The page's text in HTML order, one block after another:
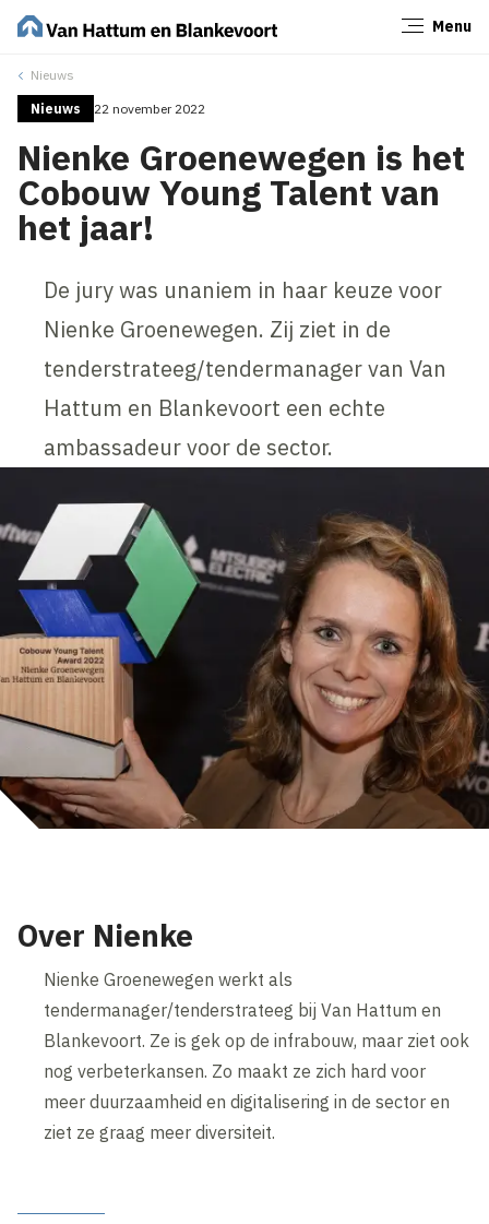
Menu
Nieuws
Nieuws 22 november 2022
Nienke Groenewegen is het
Cobouw Young Talent van
het jaar!
De jury was unaniem in haar keuze voor
Nienke Groenewegen. Zij ziet in de
tenderstrateeg/tendermanager van Van
Hattum en Blankevoort een echte
ambassadeur voor de sector.
Over Nienke
Nienke Groenewegen werkt als
tendermanager/tenderstrateeg bij Van Hattum en
Blankevoort. Ze is gek op de infrabouw, maar ziet ook
nog verbeterkansen. Zo maakt ze zich hard voor
meer duurzaamheid en digitalisering in de sector en
ziet ze graag meer diversiteit.
Sluiten